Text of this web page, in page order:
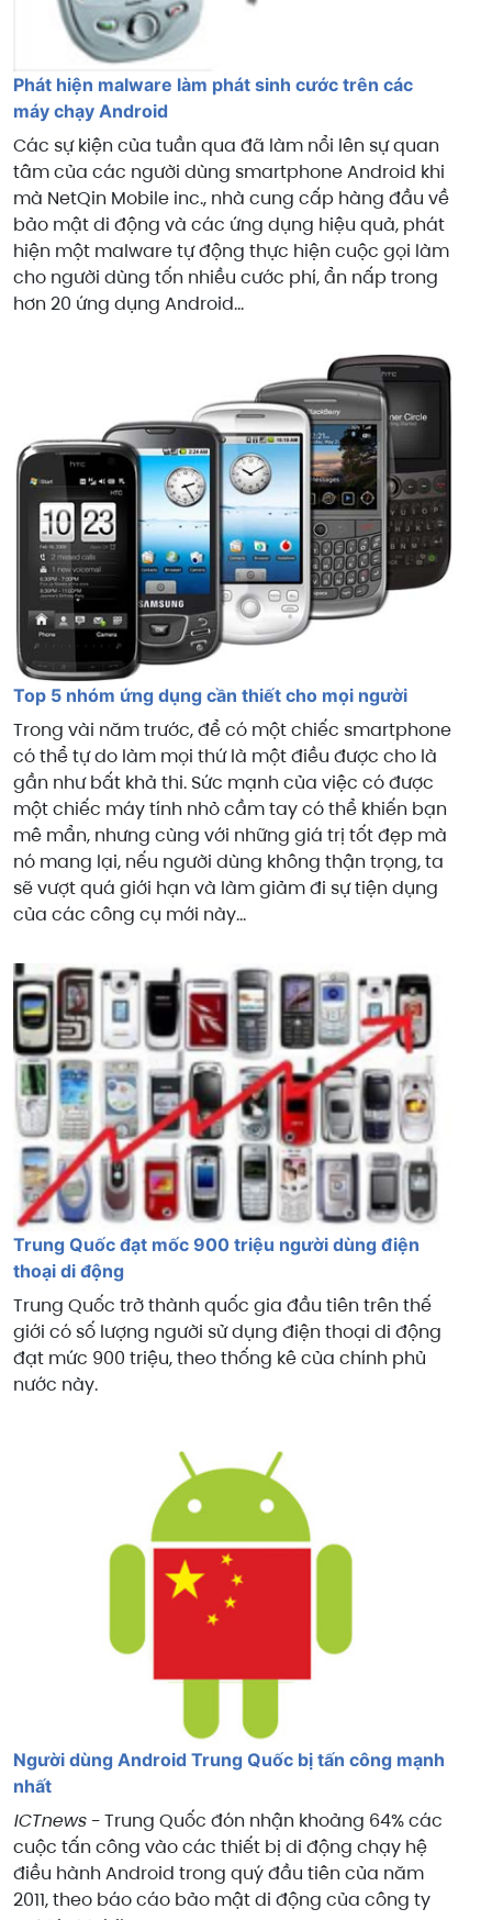
Phát hiện malware làm phát sinh cước trên các
máy chạy Android
Các sự kiện của tuần qua đã làm nổi lên sự quan
tâm của các người dùng smartphone Android khi
mà NetQin Mobile inc., nhà cung cấp hàng đầu về
bảo mật di động và các ứng dụng hiệu quả, phát
hiện một malware tự động thực hiện cuộc gọi làm
cho người dùng tốn nhiều cước phí, ẩn nấp trong
hơn 20 ứng dụng Android...
Top 5 nhóm ứng dụng cần thiết cho mọi người
Trong vài năm trước, để có một chiếc smartphone
có thể tự do làm mọi thứ là một điều được cho là
gần như bất khả thi. Sức mạnh của việc có được
một chiếc máy tính nhỏ cầm tay có thể khiến bạn
mê mẩn, nhưng cùng với những giá trị tốt đẹp mà
nó mang lại, nếu người dùng không thận trọng, ta
sẽ vượt quá giới hạn và làm giảm đi sự tiện dụng
của các công cụ mới này...
Trung Quốc đạt mốc 900 triệu người dùng điện
thoại di động
Trung Quốc trở thành quốc gia đầu tiên trên thế
giới có số lượng người sử dụng điện thoại di động
đạt mức 900 triệu, theo thống kê của chính phủ
nước này.
Người dùng Android Trung Quốc bị tấn công mạnh
nhất
ICTnews -Trung Quốc đón nhận khoảng 64% các
cuộc tấn công vào các thiết bị di động chạy hệ
điều hành Android trong quý đầu tiên của năm
2011, theo báo cáo bảo mật di động của công ty